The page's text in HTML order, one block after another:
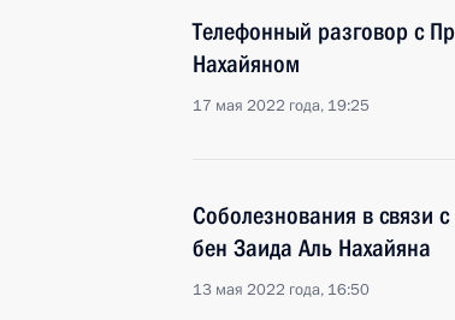
Телефонный разговор с
Нахайяном
17 мая 2022 года, 19:25
Соболезнования в связи
бен Заида Аль Нахайяна
13 мая 2022 года, 16:50